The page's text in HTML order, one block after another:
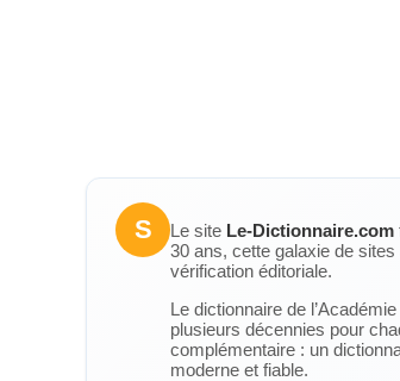
S Le site Le-Dictionnaire.com
30 ans, cette galaxie de
vérification éditoriale.
Le dictionnaire de
plusieurs décennies pour
complémentaire : un
moderne et fiable.